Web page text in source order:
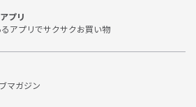
プリ
アプリでサクサクお買い物
マガジン